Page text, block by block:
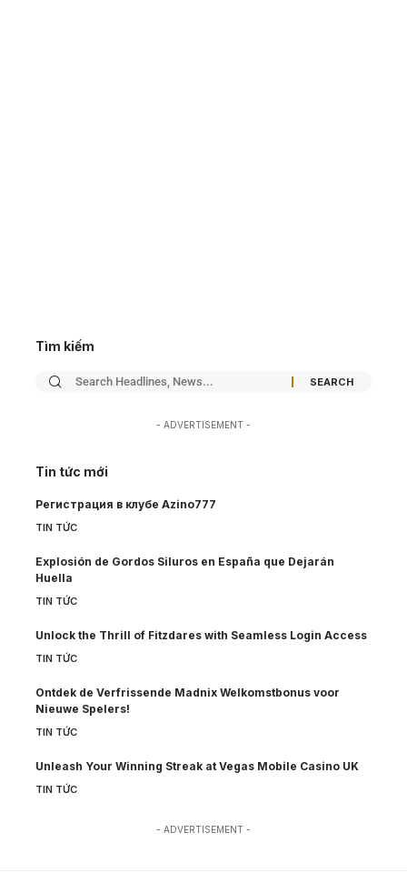
Tìm kiếm
- ADVERTISEMENT -
Tin tức mới
Регистрация в клубе Azino777
TIN TỨC
Explosión de Gordos Siluros en España que Dejarán
Huella
TIN TỨC
Unlock the Thrill of Fitzdares with Seamless Login Access
TIN TỨC
Ontdek de Verfrissende Madnix Welkomstbonus voor
Nieuwe Spelers!
TIN TỨC
Unleash Your Winning Streak at Vegas Mobile Casino UK
TIN TỨC
- ADVERTISEMENT -